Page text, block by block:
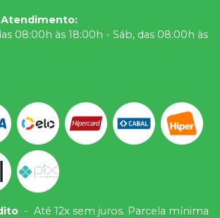
Atendimento:
08:00h às 18:00h - Sáb, das 08:00h às
- Até 12x sem juros. Parcela mínima